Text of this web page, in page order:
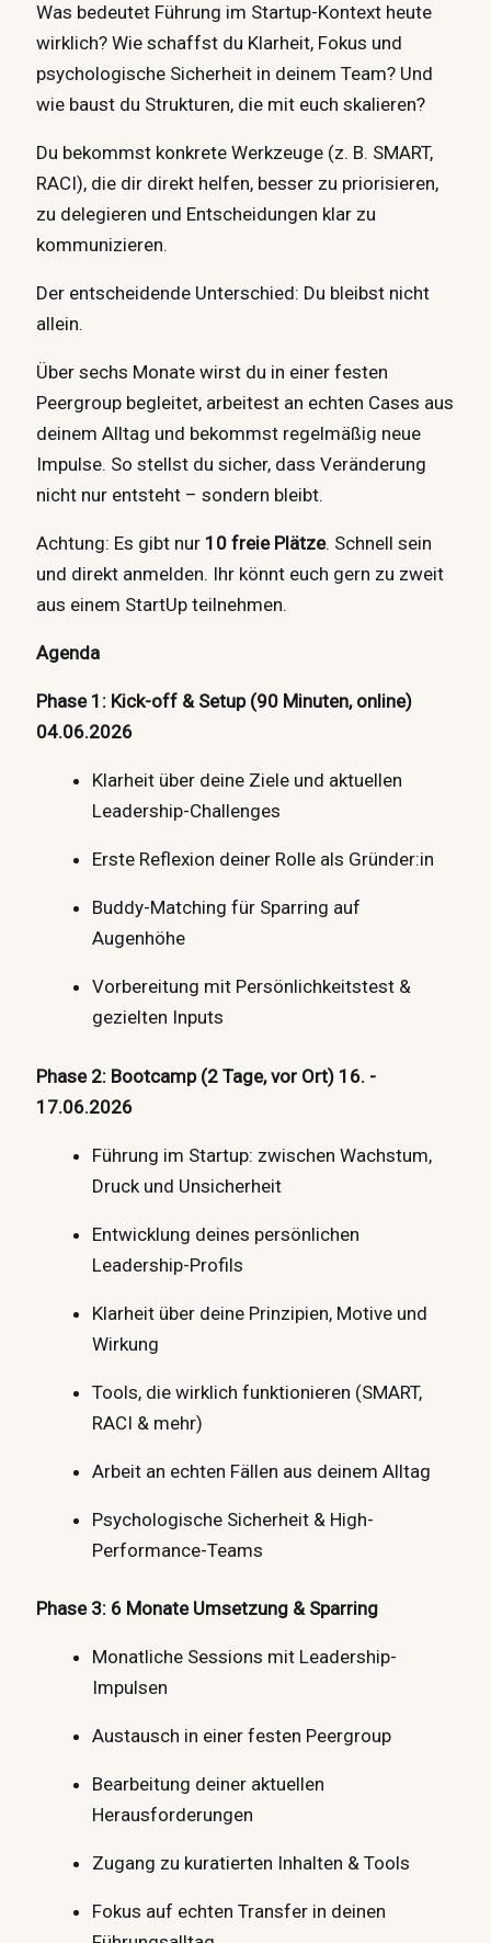
Was bedeutet Führung im Startup-Kontext heute
wirklich? Wie schaffst du Klarheit, Fokus und
psychologische Sicherheit in deinem Team? Und
wie baust du Strukturen, die mit euch skalieren?
Du bekommst konkrete Werkzeuge (z. B. SMART,
RACI), die dir direkt helfen, besser zu priorisieren,
zu delegieren und Entscheidungen klar zu
kommunizieren.
Der entscheidende Unterschied: Du bleibst nicht
allein.
Über sechs Monate wirst du in einer festen
Peergroup begleitet, arbeitest an echten Cases aus
deinem Alltag und bekommst regelmäßig neue
Impulse. So stellst du sicher, dass Veränderung
nicht nur entsteht – sondern bleibt.
Achtung: Es gibt nur 10 freie Plätze. Schnell sein
und direkt anmelden. Ihr könnt euch gern zu zweit
aus einem StartUp teilnehmen.
Agenda
Phase 1: Kick-off & Setup (90 Minuten, online)
04.06.2026
Klarheit über deine Ziele und aktuellen
Leadership-Challenges
Erste Reflexion deiner Rolle als Gründer:in
Buddy-Matching für Sparring auf
Augenhöhe
Vorbereitung mit Persönlichkeitstest &
gezielten Inputs
Phase 2: Bootcamp (2 Tage, vor Ort) 16. -
17.06.2026
Führung im Startup: zwischen Wachstum,
Druck und Unsicherheit
Entwicklung deines persönlichen
Leadership-Profils
Klarheit über deine Prinzipien, Motive und
Wirkung
Tools, die wirklich funktionieren (SMART,
RACI & mehr)
Arbeit an echten Fällen aus deinem Alltag
Psychologische Sicherheit & High-
Performance-Teams
Phase 3: 6 Monate Umsetzung & Sparring
Monatliche Sessions mit Leadership-
Impulsen
Austausch in einer festen Peergroup
Bearbeitung deiner aktuellen
Herausforderungen
Zugang zu kuratierten Inhalten & Tools
Fokus auf echten Transfer in deinen